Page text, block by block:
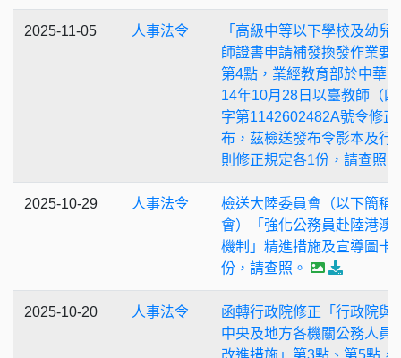
2025-11-05 人事法令
「高級中等以下學校及幼兒
師證書申請補發換發作業要
第4點，業經教育部於中華
14年10月28日以臺教師（四
字第1142602482A號令修正
布，茲檢送發布令影本及行
則修正規定各1份，請查照。
2025-10-29 人事法令
檢送大陸委員會（以下簡稱
會）「強化公務員赴陸港澳
機制」精進措施及宣導圖卡
份，請查照。
2025-10-20 人事法令
函轉行政院修正「行政院與
中央及地方各機關公務人員
改進措施」第3點、第5點，